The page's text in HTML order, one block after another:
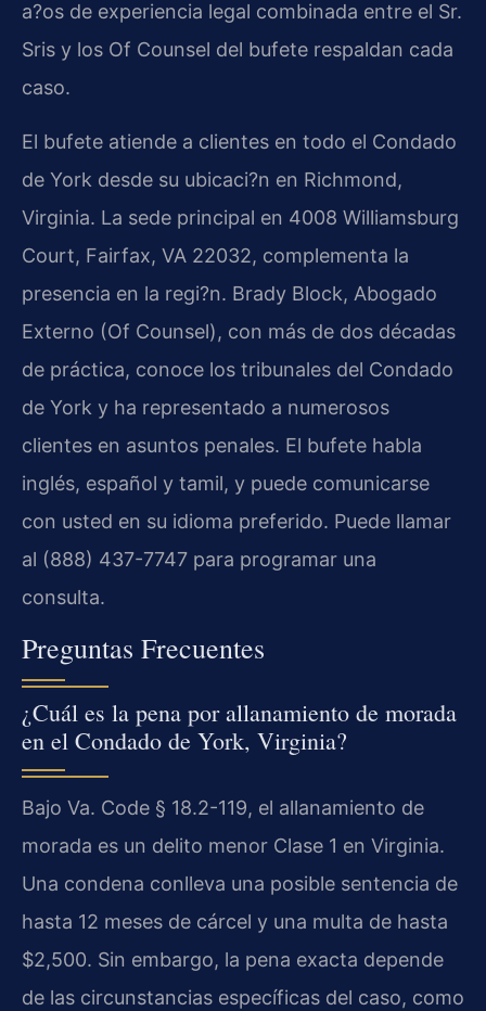
a?os de experiencia legal combinada entre el Sr.
Sris y los Of Counsel del bufete respaldan cada
caso.
El bufete atiende a clientes en todo el Condado
de York desde su ubicaci?n en Richmond,
Virginia. La sede principal en 4008 Williamsburg
Court, Fairfax, VA 22032, complementa la
presencia en la regi?n. Brady Block, Abogado
Externo (Of Counsel), con más de dos décadas
de práctica, conoce los tribunales del Condado
de York y ha representado a numerosos
clientes en asuntos penales. El bufete habla
inglés, español y tamil, y puede comunicarse
con usted en su idioma preferido. Puede llamar
al (888) 437-7747 para programar una
consulta.
Preguntas Frecuentes
¿Cuál es la pena por allanamiento de morada
en el Condado de York, Virginia?
Bajo Va. Code § 18.2-119, el allanamiento de
morada es un delito menor Clase 1 en Virginia.
Una condena conlleva una posible sentencia de
hasta 12 meses de cárcel y una multa de hasta
$2,500. Sin embargo, la pena exacta depende
de las circunstancias específicas del caso, como